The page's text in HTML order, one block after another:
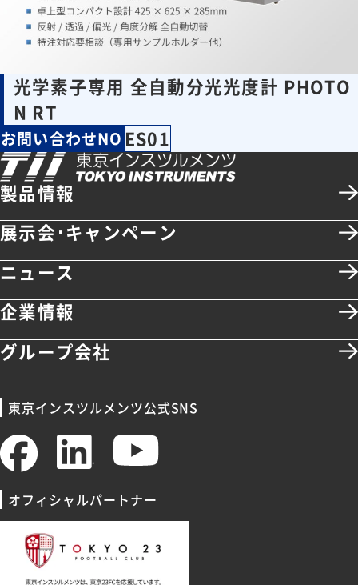
光学素子専用 全自動分光光度計 PHOTO
N RT
お問い合わせNO ES01
製品情報
展示会･キャンペーン
ニュース
企業情報
グループ会社
東京インスツルメンツ公式SNS
オフィシャルパートナー